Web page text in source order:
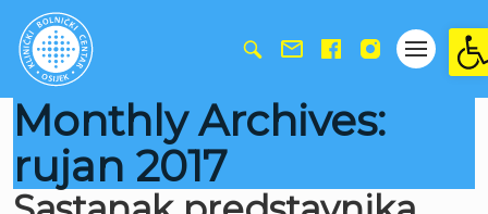
Monthly Archives:
rujan 2017